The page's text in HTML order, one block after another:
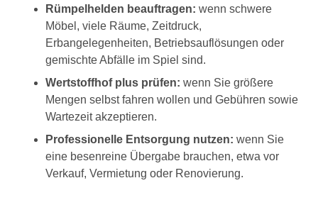
Rümpelhelden beauftragen: wenn schwere
Möbel, viele Räume, Zeitdruck,
Erbangelegenheiten, Betriebsauflösungen oder
gemischte Abfälle im Spiel sind.
Wertstoffhof plus prüfen: wenn Sie größere
Mengen selbst fahren wollen und Gebühren sowie
Wartezeit akzeptieren.
Professionelle Entsorgung nutzen: wenn Sie
eine besenreine Übergabe brauchen, etwa vor
Verkauf, Vermietung oder Renovierung.